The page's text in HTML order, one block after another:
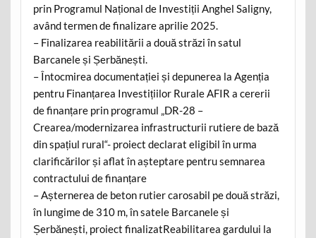
prin Programul Național de Investiții Anghel Saligny,
având termen de finalizare aprilie 2025.
– Finalizarea reabilitării a două străzi în satul
Barcanele și Șerbănești.
– Întocmirea documentației și depunerea la Agenția
pentru Finanțarea Investițiilor Rurale AFIR a cererii
de finanțare prin programul „DR-28 –
Crearea/modernizarea infrastructurii rutiere de bază
din spațiul rural“- proiect declarat eligibil în urma
clarificărilor și aflat în așteptare pentru semnarea
contractului de finanțare
– Așternerea de beton rutier carosabil pe două străzi,
în lungime de 310 m, în satele Barcanele și
Șerbănești, proiect finalizatReabilitarea gardului la